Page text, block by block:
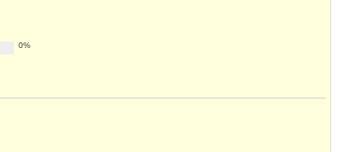
0%